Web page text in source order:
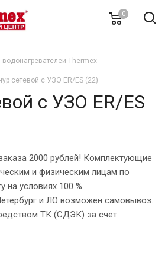
0
Thermex
сетевой с УЗО ER/ES (22)
с УЗО ER/ES
2000 рублей! Комплектующие
и физическим лицам по
на условиях 100 %
и ЛО возможен самовывоз.
ТК (СДЭК) за счет